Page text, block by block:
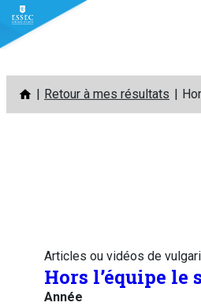
Aller
contenu
Retour à mes résultats
Articles ou vidéos de
Hors l’équipe le
Année